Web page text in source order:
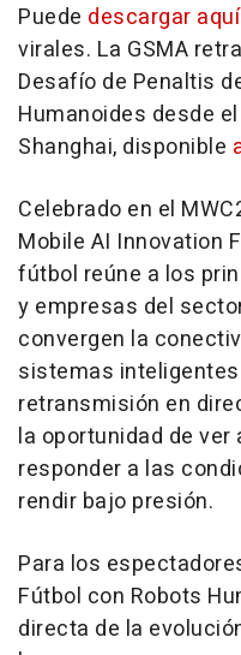
Puede descargar aquí
virales. La GSMA
Desafío de Penaltis
Humanoides desde
Shanghai, disponible
Celebrado en el
Mobile AI Innovation
fútbol reúne a los
y empresas del
convergen la
sistemas
retransmisión en
la oportunidad de
responder a las
rendir bajo presión.
Para los
Fútbol con Robots
directa de la